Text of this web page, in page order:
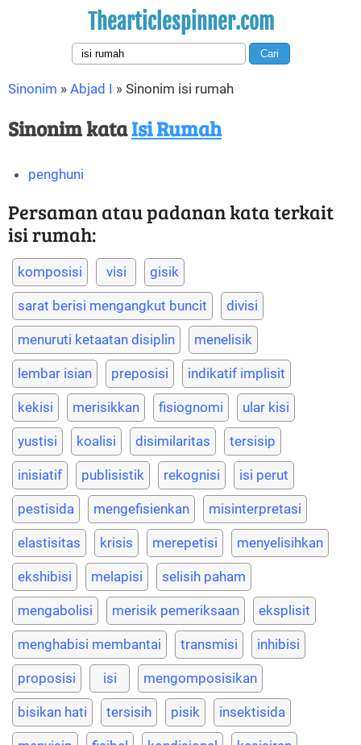
Thearticlespinner.com
Sinonim » Abjad I » Sinonim isi rumah
Sinonim kataIsi Rumah
penghuni
Persaman atau padanan kata terkait
isi rumah:
komposisi visi gisik
sarat berisi mengangkut buncit divisi
menuruti ketaatan disiplin menelisik
lembar isian preposisi indikatif implisit
kekisi merisikkan fisiognomi ular kisi
yustisi koalisi disimilaritas tersisip
inisiatif publisistik rekognisi isi perut
pestisida mengefisienkan misinterpretasi
elastisitas krisis merepetisi menyelisihkan
ekshibisi melapisi selisih paham
mengabolisi merisik pemeriksaan eksplisit
menghabisi membantai transmisi inhibisi
proposisi isi mengomposisikan
bisikan hati tersisih pisik insektisida